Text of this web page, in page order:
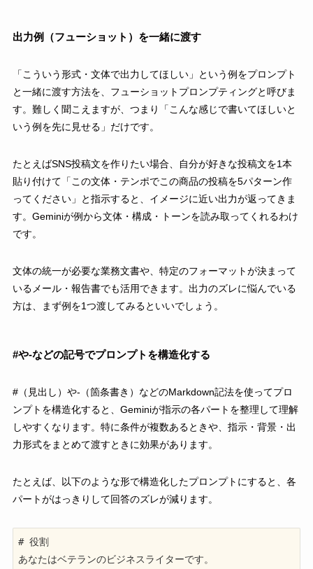
出力例（フューショット）を一緒に渡す
「こういう形式・文体で出力してほしい」という例をプロンプト
と一緒に渡す方法を、フューショットプロンプティングと呼びま
す。難しく聞こえますが、つまり「こんな感じで書いてほしいと
いう例を先に見せる」だけです。
たとえばSNS投稿文を作りたい場合、自分が好きな投稿文を1本
貼り付けて「この文体・テンポでこの商品の投稿を5パターン作
ってください」と指示すると、イメージに近い出力が返ってきま
す。Geminiが例から文体・構成・トーンを読み取ってくれるわけ
です。
文体の統一が必要な業務文書や、特定のフォーマットが決まって
いるメール・報告書でも活用できます。出力のズレに悩んでいる
方は、まず例を1つ渡してみるといいでしょう。
#や-などの記号でプロンプトを構造化する
#（見出し）や-（箇条書き）などのMarkdown記法を使ってプロ
ンプトを構造化すると、Geminiが指示の各パートを整理して理解
しやすくなります。特に条件が複数あるときや、指示・背景・出
力形式をまとめて渡すときに効果があります。
たとえば、以下のような形で構造化したプロンプトにすると、各
パートがはっきりして回答のズレが減ります。
# 役割
あなたはベテランのビジネスライターです。